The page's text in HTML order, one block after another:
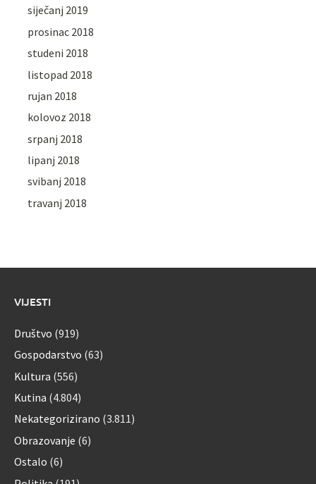
siječanj 2019
prosinac 2018
studeni 2018
listopad 2018
rujan 2018
kolovoz 2018
srpanj 2018
lipanj 2018
svibanj 2018
travanj 2018
VIJESTI
Društvo (919)
Gospodarstvo (63)
Kultura (556)
Kutina (4.804)
Nekategorizirano (3.811)
Obrazovanje (6)
Ostalo (6)